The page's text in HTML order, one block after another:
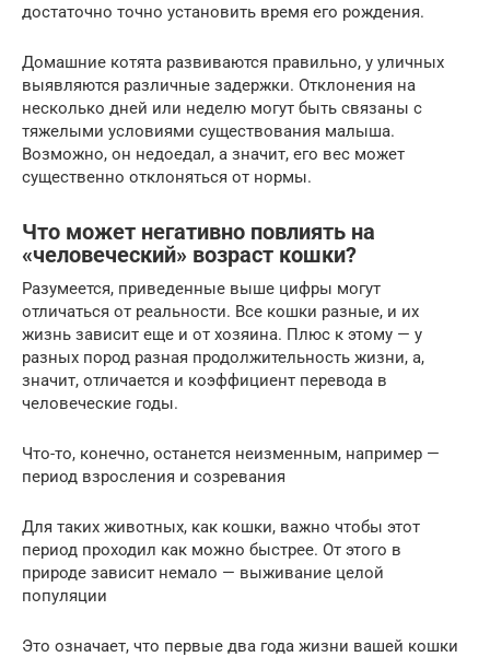
достаточно точно установить время его рождения.
Домашние котята развиваются правильно, у уличных
выявляются различные задержки. Отклонения на
несколько дней или неделю могут быть связаны с
тяжелыми условиями существования малыша.
Возможно, он недоедал, а значит, его вес может
существенно отклоняться от нормы.
Что может негативно повлиять на
«человеческий» возраст кошки?
Разумеется, приведенные выше цифры могут
отличаться от реальности. Все кошки разные, и их
жизнь зависит еще и от хозяина. Плюс к этому — у
разных пород разная продолжительность жизни, а,
значит, отличается и коэффициент перевода в
человеческие годы.
Что-то, конечно, останется неизменным, например —
период взросления и созревания
Для таких животных, как кошки, важно чтобы этот
период проходил как можно быстрее. От этого в
природе зависит немало — выживание целой
популяции
Это означает, что первые два года жизни вашей кошки